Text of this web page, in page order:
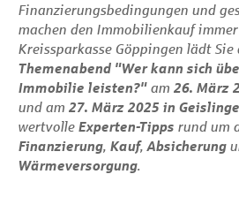
Finanzierungsbedingungen und
machen den Immobilienkauf
Kreissparkasse Göppingen lädt Sie
Themenabend "Wer kann sich
Immobilie leisten?"am 26. März
und am 27. März 2025 in
wertvolle Experten-Tipps rund um
Finanzierung, Kauf, Absicherung
Wärmeversorgung.